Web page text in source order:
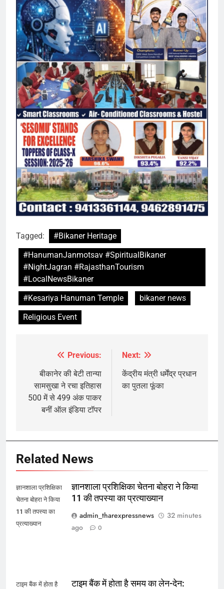
Tagged:
#Bikaner Heritage
#HanumanJanmotsav #SpiritualBikaner
#NightJagran #RajasthanTourism
#LocalNewsBikaner
#Kesariya Hanuman Temple
bikaner news
Religious Event
navigation
Previous:
बीकानेर की बेटी तान्या
सामसुखा ने रचा इतिहास
500 में से 499 अंक पाकर
बनीं ऑल इंडिया टॉपर
Next:
केंद्रीय मंत्री धर्मेंद्र प्रधान
का पुतला फूंका
Related News
ज्ञानशाला प्रशिक्षिका
चेतना बोहरा ने किया
11 की तपस्या का
प्रत्याख्यान
ज्ञानशाला प्रशिक्षिका चेतना बोहरा ने किया
11 की तपस्या का प्रत्याख्यान
admin_tharexpressnews
32 minutes
ago
0
टाइम बैंक में होता है
टाइम बैंक में होता है समय का लेन-देन: